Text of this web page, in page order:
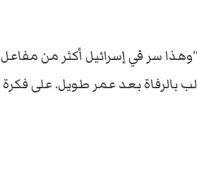
“وهذا سر في إسرائيل أكثر من مفاعل
بالرفاة بعد عمر طويل. على فكرة